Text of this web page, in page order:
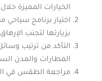
الخيارات المميزة
اختيار برنامج
بزيارتها لتجنب
التأكد من ترتيب
المطارات والمدن
مراجعة الطقس في